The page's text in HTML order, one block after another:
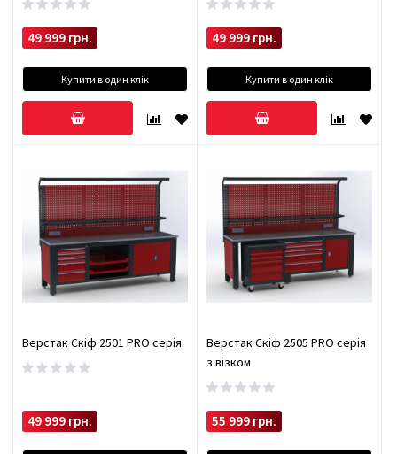
49 999 грн.
Купити в один клік
49 999 грн.
Купити в один клік
Верстак Скіф 2501 PRO серія
49 999 грн.
Верстак Скіф 2505 PRO серія
з візком
55 999 грн.